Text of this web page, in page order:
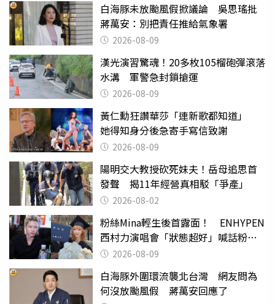
白海豚未放颱風假掀議論 吳思瑤批
蔣萬安：別把責任推給氣象署
2026-08-09
漢光演習驚魂！20多枚105榴砲彈滾落
水溝 軍警急封鎖搶運
2026-08-09
黃仁勳狂讚華莎「連新歌都知道」
她得知身分後急寄手寫信致謝
2026-08-09
陽明交大教授砍死妹夫！岳母追思首
發聲 揭11年經營真相駁「爭產」
2026-08-02
粉絲Mina輕生後首露面！ ENHYPEN
西村力演唱會「狀態超好」喊話粉
絲：我們心意相通
2026-08-09
白海豚外圍環流襲北台灣 網友問為
何沒放颱風假 蔣萬安回應了